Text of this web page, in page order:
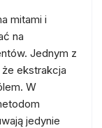
mitami i
na
Jednym z
ekstrakcja
W
jedynie